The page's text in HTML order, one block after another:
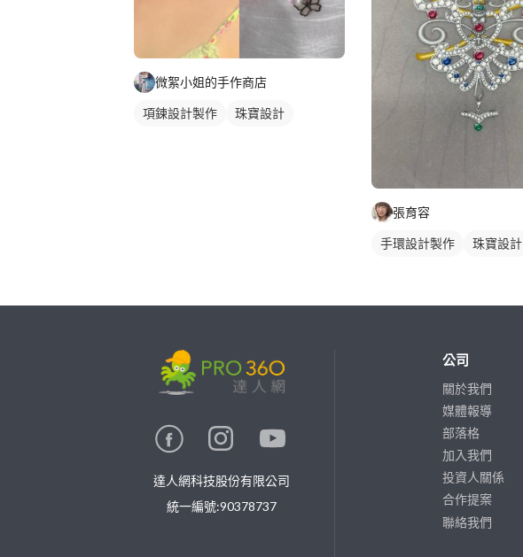
微絮小姐的手作商店
項鍊設計製作 珠寶設計
張育容
手環設計製作 珠寶設計
達人網科技股份有限公司
統一編號:90378737
公司
關於我們
媒體報導
部落格
加入我們
投資人關係
合作提案
聯絡我們